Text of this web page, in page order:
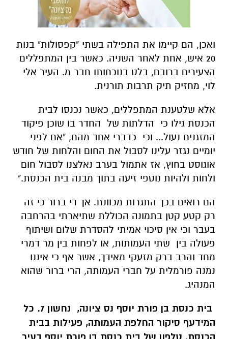
ואכן, הם קיימו את התפילה בשתי "קפסולות" בנות
20 איש, אחת לאחר השניה. כאשר בין המתפללים
הצעירים ברובם, בלט בנוכחותו חבר מ. העיר אלי
לוי, מחזיק תיק תרבות תורנית.
אלא שלטענת המתפללים, כאשר נכנסו לבית
הכנסת גילו כי הדלתות של החדר בו שוכן פיקוד
המזגנים נעול... וכי כדברי אחד מהם, "אם לפני
יומיים נגזר עלינו לסבול את החום והלחות של חודש
אוגוסט בחוץ, אז אתמול בערב נאלצנו לסבול חום
ולחות ולהיות נוטפי זיעה בתוך מבנה בית הכנסת."
הם רואים בכך התגרות מכוונת. אך די ברור כי זה
רק קטע קטן בתמונה הכוללת שתיארתי בהרחבה
בעבר וכי אין סיכוי אמיתי להסדרת שלום ושיתוף
פעולה בין שתי העמותות, או לפחות בין מר דמרי
מחד והרב ברק מזעקי מאידך, אשר אף כי איננו
נמנה פורמלית על חברי העמותה, הרי ברור שהוא
המנהיג.
בית כנסת בן פורת יוסף נס ציונה, נחשון 7. כל
המידעף סיקור החלפת העמותה, פעילות בבית